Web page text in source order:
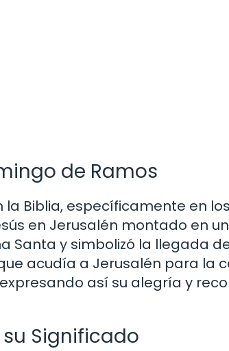
de Ramos
la Biblia, específicamente en
en Jerusalén montado en
Santa y simbolizó la llegada
acudía a Jerusalén para la
así su alegría y
Significado